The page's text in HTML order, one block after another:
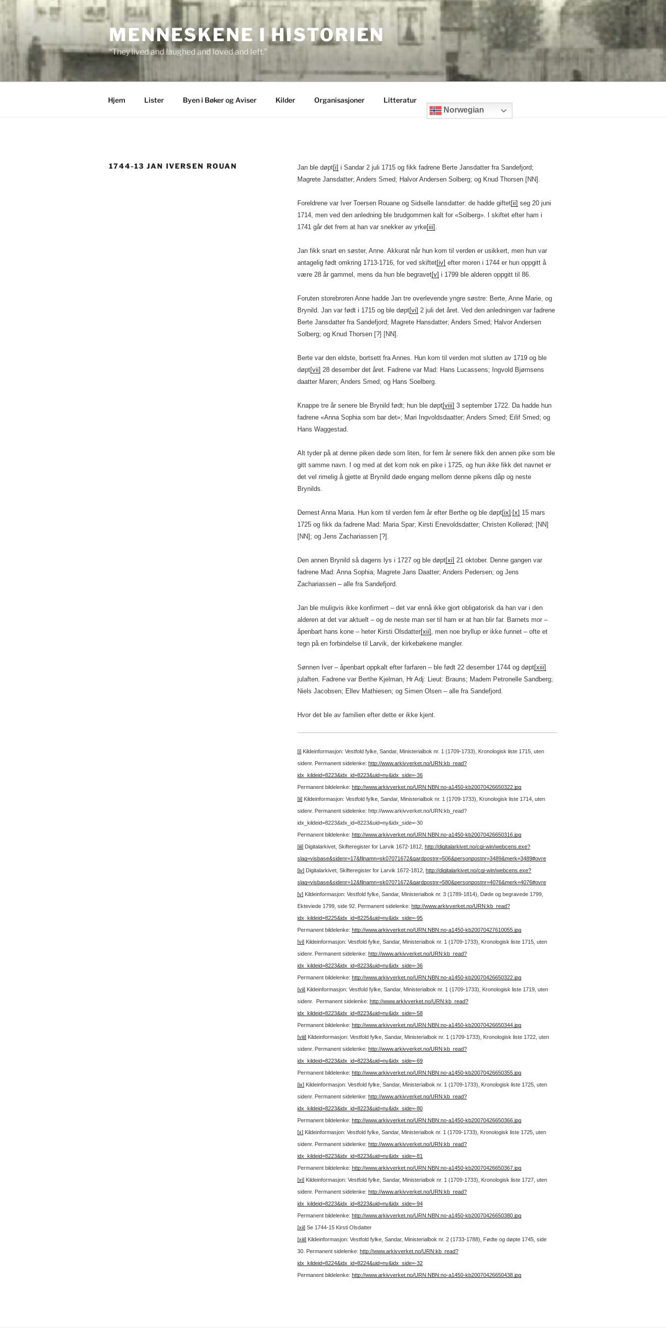
content
MENNESKENE I HISTORIEN
“They lived and laughed and loved and left.”
Hjem Lister Byen i Bøker og Aviser Kilder Organisasjoner
Litteratur
Norwegian
1744-13 JAN IVERSEN ROUAN Jan ble døpt[i] i Sandar 2 juli 1715 og fikk fadrene Berte Jansdatter fra Sandefjord;
Magrete Jansdatter; Anders Smed; Halvor Andersen Solberg; og Knud Thorsen [NN].
Foreldrene var Iver Toersen Rouane og Sidselle Iansdatter: de hadde giftet[ii] seg 20 juni
1714, men ved den anledning ble brudgommen kalt for «Solberg». I skiftet efter ham i
1741 går det frem at han var snekker av yrke[iii] .
Jan fikk snart en søster, Anne. Akkurat når hun kom til verden er usikkert, men hun var
antagelig født omkring 1713-1716, for ved skiftet[iv] efter moren i 1744 er hun oppgitt å
være 28 år gammel, mens da hun ble begravet[v] i 1799 ble alderen oppgitt til 86.
Foruten storebroren Anne hadde Jan tre overlevende yngre søstre: Berte, Anne Marie, og
Brynild. Jan var født i 1715 og ble døpt[vi] 2 juli det året. Ved den anledningen var fadrene
Berte Jansdatter fra Sandefjord; Magrete Hansdatter; Anders Smed; Halvor Andersen
Solberg; og Knud Thorsen [?] [NN].
Berte var den eldste, bortsett fra Annes. Hun kom til verden mot slutten av 1719 og ble
døpt[vii] 28 desember det året. Fadrene var Mad: Hans Lucassens; Ingvold Bjørnsens
daatter Maren; Anders Smed; og Hans Soelberg.
Knappe tre år senere ble Brynild født; hun ble døpt[viii] 3 september 1722. Da hadde hun
fadrene «Anna Sophia som bar det»; Mari Ingvoldsdaatter; Anders Smed; Eilif Smed; og
Hans Waggestad.
Alt tyder på at denne piken døde som liten, for fem år senere fikk den annen pike som ble
gitt samme navn. I og med at det kom nok en pike i 1725, og hun ikkefikk det navnet er
det vel rimelig å gjette at Brynild døde engang mellom denne pikens dåp og neste
Brynilds.
Dernest Anna Maria. Hun kom til verden fem år efter Berthe og ble døpt[ix] [x] 15 mars
1725 og fikk da fadrene Mad: Maria Spar; Kirsti Enevoldsdatter; Christen Kollerød; [NN]
[NN]; og Jens Zachariassen [?].
Den annen Brynild så dagens lys i 1727 og ble døpt[xi] 21 oktober. Denne gangen var
fadrene Mad: Anna Sophia; Magrete Jans Daatter; Anders Pedersen; og Jens
Zachariassen – alle fra Sandefjord.
Jan ble muligvis ikke konfirmert – det var ennå ikke gjort obligatorisk da han var i den
alderen at det var aktuelt – og de neste man ser til ham er at han blir far. Barnets mor –
åpenbart hans kone – heter Kirsti Olsdatter[xii] , men noe bryllup er ikke funnet – ofte et
tegn på en forbindelse til Larvik, der kirkebøkene mangler.
Sønnen Iver – åpenbart oppkalt efter farfaren – ble født 22 desember 1744 og døpt[xiii]
julaften. Fadrene var Berthe Kjelman, Hr Adj: Lieut: Brauns; Madem Petronelle Sandberg;
Niels Jacobsen; Ellev Mathiesen; og Simen Olsen – alle fra Sandefjord.
Hvor det ble av familien efter dette er ikke kjent.
[i]Kildeinformasjon: Vestfold fylke, Sandar, Ministerialbok nr. 1 (1709-1733), Kronologisk liste 1715, uten
sidenr. Permanent sidelenke: http://www.arkivverket.no/URN:kb_read?
idx_kildeid=8223&idx_id=8223&uid=ny&idx_side=-36
Permanent bildelenke: http://www.arkivverket.no/URN:NBN:no-a1450-kb20070426650322.jpg
[ii]Kildeinformasjon: Vestfold fylke, Sandar, Ministerialbok nr. 1 (1709-1733), Kronologisk liste 1714, uten
sidenr. Permanent sidelenke: http://www.arkivverket.no/URN:kb_read?
idx_kildeid=8223&idx_id=8223&uid=ny&idx_side=-30
Permanent bildelenke: http://www.arkivverket.no/URN:NBN:no-a1450-kb20070426650316.jpg
[iii]Digitalarkivet, Skifteregister for Larvik 1672-1812, http://digitalarkivet.no/cgi-win/webcens.exe?
slag=visbase&sidenr=17&filnamn=sk07071672&gardpostnr=506&personpostnr=3489&merk=3489#ovre
[iv]Digitalarkivet, Skifteregister for Larvik 1672-1812, http://digitalarkivet.no/cgi-win/webcens.exe?
slag=visbase&sidenr=12&filnamn=sk07071672&gardpostnr=580&personpostnr=4076&merk=4076#ovre
[v]Kildeinformasjon: Vestfold fylke, Sandar, Ministerialbok nr. 3 (1789-1814), Døde og begravede 1799,
Ekteviede 1799, side 92. Permanent sidelenke: http://www.arkivverket.no/URN:kb_read?
idx_kildeid=8225&idx_id=8225&uid=ny&idx_side=-95
Permanent bildelenke: http://www.arkivverket.no/URN:NBN:no-a1450-kb20070427610055.jpg
[vi]Kildeinformasjon: Vestfold fylke, Sandar, Ministerialbok nr. 1 (1709-1733), Kronologisk liste 1715, uten
sidenr. Permanent sidelenke: http://www.arkivverket.no/URN:kb_read?
idx_kildeid=8223&idx_id=8223&uid=ny&idx_side=-36
Permanent bildelenke: http://www.arkivverket.no/URN:NBN:no-a1450-kb20070426650322.jpg
[vii]Kildeinformasjon: Vestfold fylke, Sandar, Ministerialbok nr. 1 (1709-1733), Kronologisk liste 1719, uten
sidenr.
Permanent sidelenke: http://www.arkivverket.no/URN:kb_read?
idx_kildeid=8223&idx_id=8223&uid=ny&idx_side=-58
Permanent bildelenke: http://www.arkivverket.no/URN:NBN:no-a1450-kb20070426650344.jpg
[viii]Kildeinformasjon: Vestfold fylke, Sandar, Ministerialbok nr. 1 (1709-1733), Kronologisk liste 1722, uten
sidenr. Permanent sidelenke: http://www.arkivverket.no/URN:kb_read?
idx_kildeid=8223&idx_id=8223&uid=ny&idx_side=-69
Permanent bildelenke: http://www.arkivverket.no/URN:NBN:no-a1450-kb20070426650355.jpg
[ix]Kildeinformasjon: Vestfold fylke, Sandar, Ministerialbok nr. 1 (1709-1733), Kronologisk liste 1725, uten
sidenr. Permanent sidelenke: http://www.arkivverket.no/URN:kb_read?
idx_kildeid=8223&idx_id=8223&uid=ny&idx_side=-80
Permanent bildelenke: http://www.arkivverket.no/URN:NBN:no-a1450-kb20070426650366.jpg
[x]Kildeinformasjon: Vestfold fylke, Sandar, Ministerialbok nr. 1 (1709-1733), Kronologisk liste 1725, uten
sidenr. Permanent sidelenke: http://www.arkivverket.no/URN:kb_read?
idx_kildeid=8223&idx_id=8223&uid=ny&idx_side=-81
Permanent bildelenke: http://www.arkivverket.no/URN:NBN:no-a1450-kb20070426650367.jpg
[xi]Kildeinformasjon: Vestfold fylke, Sandar, Ministerialbok nr. 1 (1709-1733), Kronologisk liste 1727, uten
sidenr. Permanent sidelenke: http://www.arkivverket.no/URN:kb_read?
idx_kildeid=8223&idx_id=8223&uid=ny&idx_side=-94
Permanent bildelenke: http://www.arkivverket.no/URN:NBN:no-a1450-kb20070426650380.jpg
[xii]Se 1744-15 Kirsti Olsdatter
[xiii]Kildeinformasjon: Vestfold fylke, Sandar, Ministerialbok nr. 2 (1733-1788), Fødte og døpte 1745, side
30. Permanent sidelenke: http://www.arkivverket.no/URN:kb_read?
idx_kildeid=8224&idx_id=8224&uid=ny&idx_side=-32
Permanent bildelenke: http://www.arkivverket.no/URN:NBN:no-a1450-kb20070426650438.jpg